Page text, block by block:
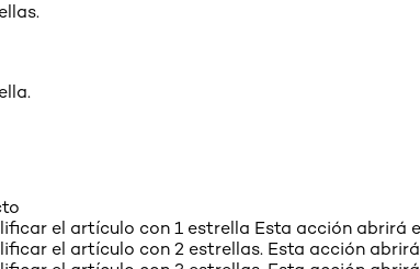
el artículo con 1 estrella Esta acción abrirá
el artículo con 2 estrellas. Esta acción